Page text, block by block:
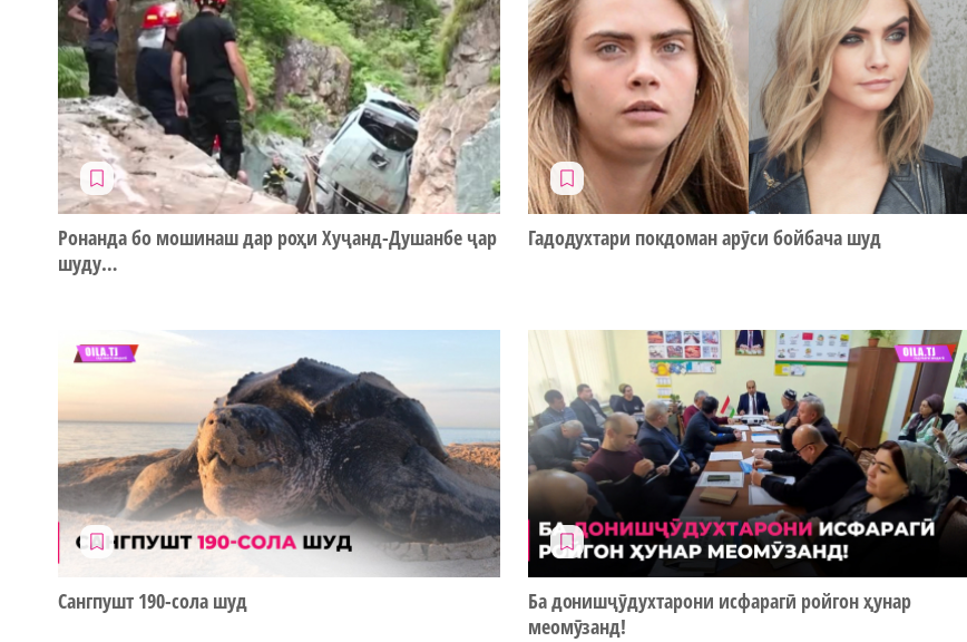
Ронанда бо мошинаш дар роҳи Хуҷанд-Душанбе ҷар
шуду…
Гадодухтари покдоман арӯси бойбача шуд
Сангпушт 190-сола шуд
Ба донишҷӯдухтарони исфарагӣ ройгон ҳунар
меомӯзанд!